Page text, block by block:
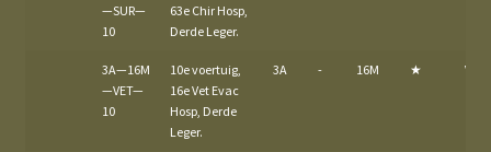
—SUR—
10
63e Chir Hosp,
Derde Leger.
3A—16M
—VET—
10
10e voertuig,
16e Vet Evac
Hosp, Derde
Leger.
3A - 16M ★ VET